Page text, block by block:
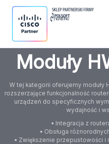
Moduły
W tej kategorii oferujemy moduły
rozszerzające funkcjonalność
urządzeń do specyficznych
wydajność i
• Integracja z
• Obsługa
• Zwiększenie przepustowości i
u